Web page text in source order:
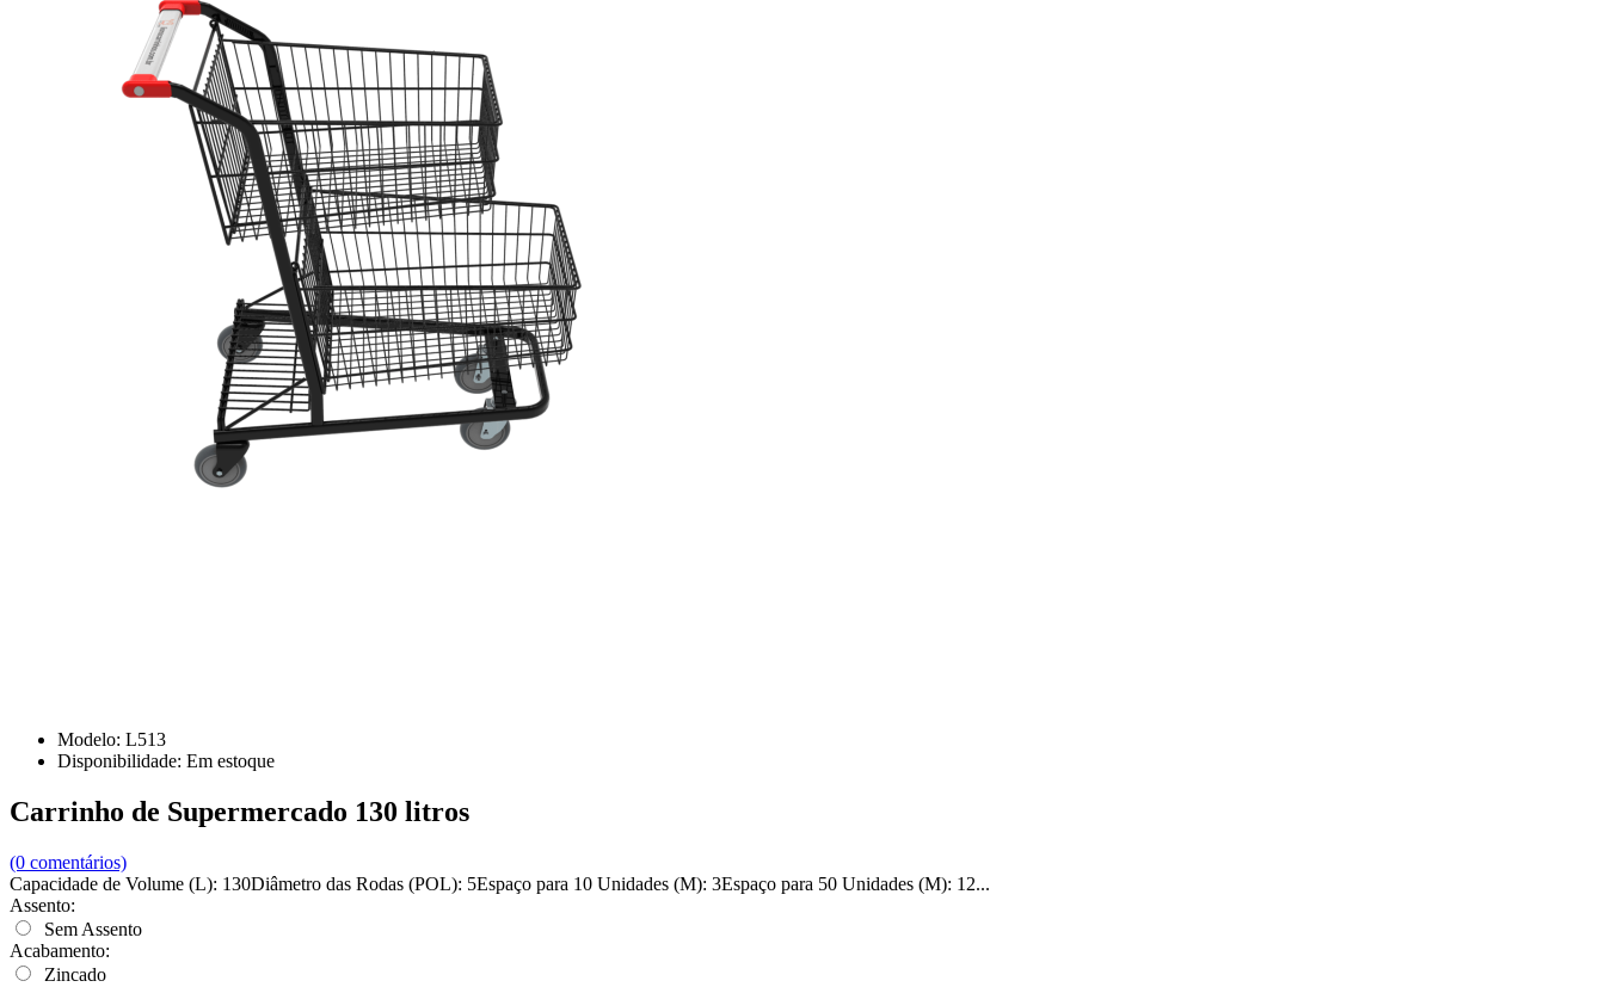
Modelo: L513
Disponibilidade: Em estoque
Carrinho de Supermercado 130 litros
(0 comentários)
Capacidade de Volume (L): 130Diâmetro das Rodas (POL): 5Espaço para 10 Unidades (M): 3Espaço para 50 Unidades (M): 12...
Assento:
Sem Assento
Acabamento:
Zincado